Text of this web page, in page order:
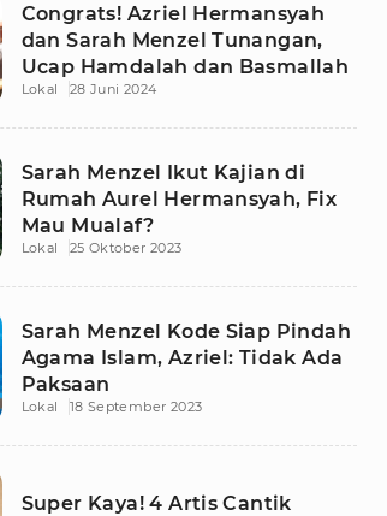
Congrats! Azriel Hermansyah
dan Sarah Menzel Tunangan,
Ucap Hamdalah dan Basmallah
Lokal 28 Juni 2024
Sarah Menzel Ikut Kajian di
Rumah Aurel Hermansyah, Fix
Mau Mualaf?
Lokal 25 Oktober 2023
Sarah Menzel Kode Siap Pindah
Agama Islam, Azriel: Tidak Ada
Paksaan
Lokal 18 September 2023
Super Kaya! 4 Artis Cantik